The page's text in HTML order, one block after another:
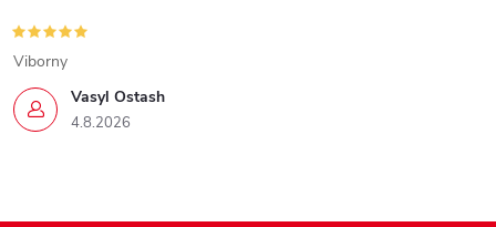
Vasyl Ostash
4.8.2026
Viborny